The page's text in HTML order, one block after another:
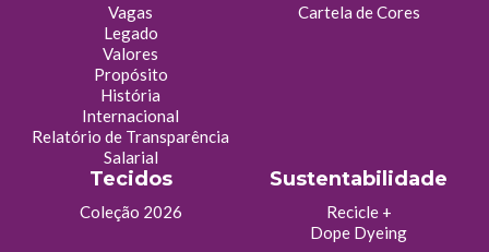
Vagas
Legado
Valores
Propósito
História
Internacional
Relatório de Transparência
Salarial
Tecidos
Coleção 2026
Cartela de Cores
Sustentabilidade
Recicle +
Dope Dyeing